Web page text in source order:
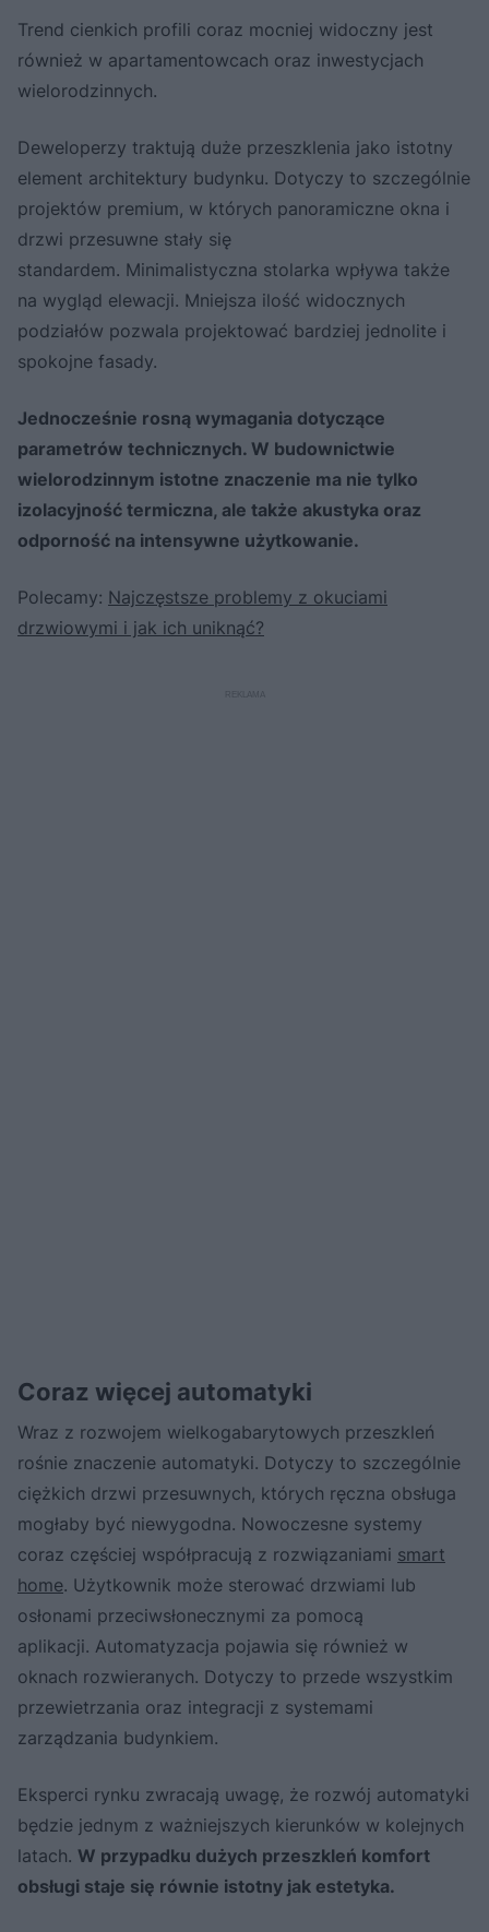
Trend cienkich profili coraz mocniej widoczny jest
również w apartamentowcach oraz inwestycjach
wielorodzinnych.
Deweloperzy traktują duże przeszklenia jako istotny
element architektury budynku. Dotyczy to szczególnie
projektów premium, w których panoramiczne okna i
drzwi przesuwne stały się
standardem. Minimalistyczna stolarka wpływa także
na wygląd elewacji. Mniejsza ilość widocznych
podziałów pozwala projektować bardziej jednolite i
spokojne fasady.
Jednocześnie rosną wymagania dotyczące
parametrów technicznych. W budownictwie
wielorodzinnym istotne znaczenie ma nie tylko
izolacyjność termiczna, ale także akustyka oraz
odporność na intensywne użytkowanie.
Polecamy: Najczęstsze problemy z okuciami
drzwiowymi i jak ich uniknąć?
Coraz więcej automatyki
Wraz z rozwojem wielkogabarytowych przeszkleń
rośnie znaczenie automatyki. Dotyczy to szczególnie
ciężkich drzwi przesuwnych, których ręczna obsługa
mogłaby być niewygodna. Nowoczesne systemy
coraz częściej współpracują z rozwiązaniami smart
home. Użytkownik może sterować drzwiami lub
osłonami przeciwsłonecznymi za pomocą
aplikacji. Automatyzacja pojawia się również w
oknach rozwieranych. Dotyczy to przede wszystkim
przewietrzania oraz integracji z systemami
zarządzania budynkiem.
Eksperci rynku zwracają uwagę, że rozwój automatyki
będzie jednym z ważniejszych kierunków w kolejnych
latach. W przypadku dużych przeszkleń komfort
obsługi staje się równie istotny jak estetyka.